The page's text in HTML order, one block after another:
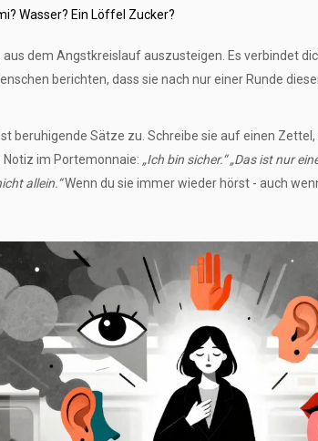
Wasser? Ein Löffel Zucker?
aus dem Angstkreislauf auszusteigen. Es verbindet
berichten, dass sie nach nur einer Runde
beruhigende Sätze zu. Schreibe sie auf einen
im Portemonnaie: „Ich bin sicher.“ „Das ist nur
allein.“Wenn du sie immer wieder hörst - auch